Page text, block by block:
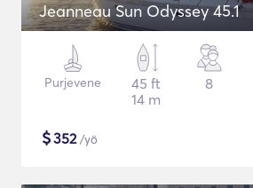
Jeanneau Sun Odyssey 45.1
Purjevene
45 ft
14 m
8
$352/yö